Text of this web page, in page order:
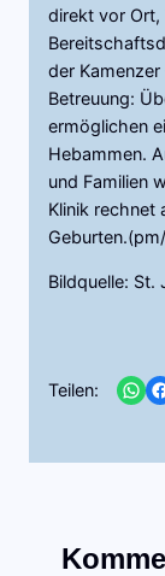
direkt vor
der
Betreuung:
ermöglichen
Hebammen.
und Familien
Klinik rechnet
Bildquelle: St.
Teilen: Share